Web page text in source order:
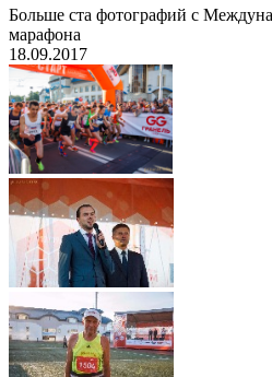
Больше ста фотографий с
марафона
18.09.2017